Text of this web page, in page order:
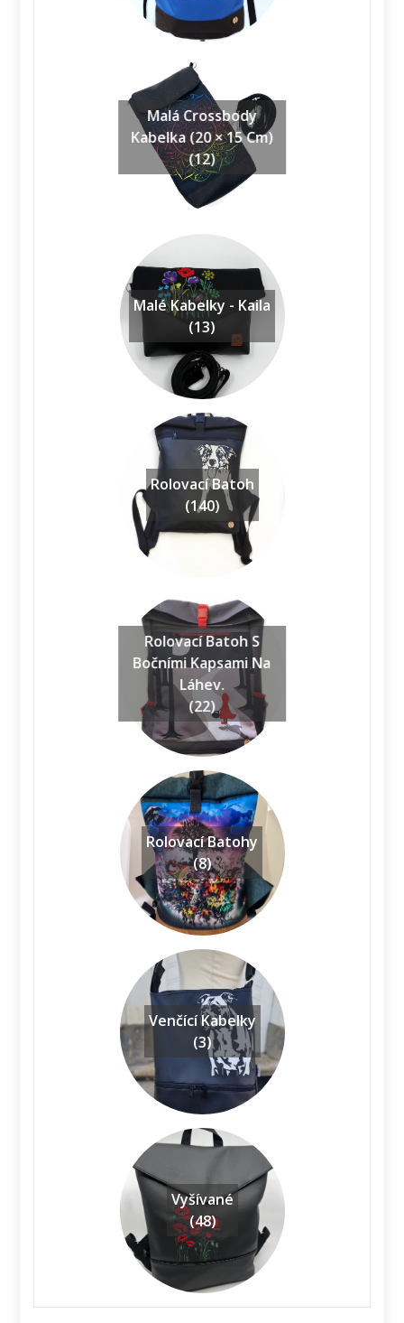
Malá Crossbody
Kabelka (20 × 15 Cm)
(12)
Malé Kabelky - Kaila
(13)
Rolovací Batoh
(140)
Rolovací Batoh S
Bočními Kapsami Na
Láhev.
(22)
Rolovací Batohy
(8)
Venčící Kabelky
(3)
Vyšívané
(48)